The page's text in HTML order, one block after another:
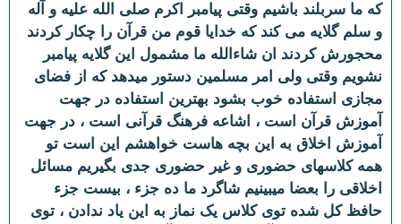
که ما سربلند باشیم وقتی پیامبر اکرم صلی الله علیه و آله
و سلم گلایه می کند که خدایا قوم من قرآن را چکار کردند
محجورش کردند ان شاءالله ما مشمول این گلایه پیامبر
نشویم وقتی ولی امر مسلمین دستور میدهد که از فضای
مجازی استفاده خوب بشود بهترین استفاده در جهت
آموزش قرآن است ، اشاعه فرهنگ قرآنی است ، در جهت
آموزش اخلاق به این بچه هاست خواهشم این است تو
همه کلاسهای حضوری و غیر حضوری جدی بگیریم مسائل
اخلاقی را بعضا میبینیم شاگرد ما ده جزء ، بیست جزء
حافظ کل شده توی کلاس یک نماز به این یاد ندادن ، توی